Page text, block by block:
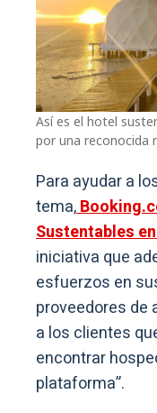
Así es el hotel
por una reconocida
Para ayudar a
tema,
Sustentables
iniciativa que
esfuerzos en
proveedores de
a los clientes
encontrar
plataforma”.